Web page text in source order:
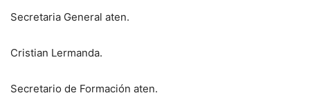
Secretaria General aten.
Cristian Lermanda.
Secretario de Formación aten.